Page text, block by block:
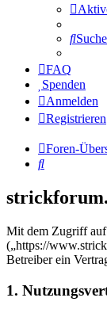
Suche
FAQ
Spenden
Anmelden
Registrieren
Foren-
Suche
Mit dem Zugriff
(„https://
Betreiber ein
1.